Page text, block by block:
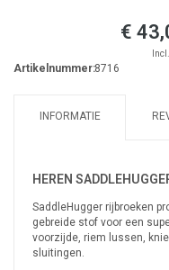
€
Artikelnummer:8716
INFORMATIE
HEREN
SaddleHugger rijbroeken
gebreide stof voor een
voorzijde, riem lussen,
sluitingen.